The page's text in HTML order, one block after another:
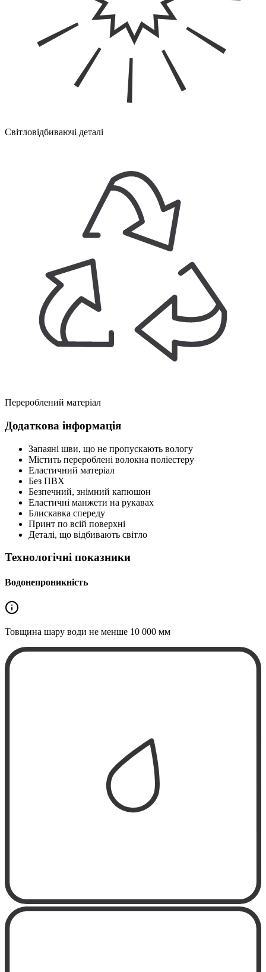
Світловідбиваючі деталі
Перероблений матеріал
Додаткова інформація
Запаяні шви, що не пропускають вологу
Містить перероблені волокна поліестеру
Еластичний матеріал
Без ПВХ
Безпечний, знімний капюшон
Еластичні манжети на рукавах
Блискавка спереду
Принт по всій поверхні
Деталі, що відбивають світло
Технологічні показники
Водонепроникність
Товщина шару води не менше 10 000 мм